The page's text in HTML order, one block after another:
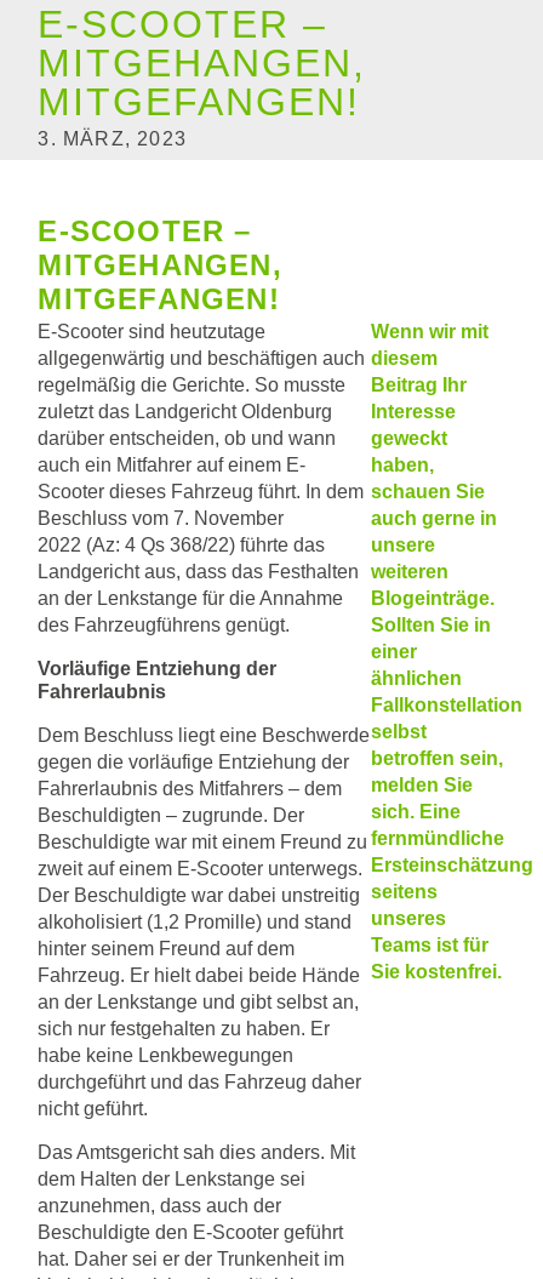
E-SCOOTER –
MITGEHANGEN,
MITGEFANGEN!
3. MÄRZ, 2023
E-SCOOTER –
MITGEHANGEN,
MITGEFANGEN!
E-Scooter sind heutzutage
allgegenwärtig und beschäftigen auch
regelmäßig die Gerichte. So musste
zuletzt das Landgericht Oldenburg
darüber entscheiden, ob und wann
auch ein Mitfahrer auf einem E-
Scooter dieses Fahrzeug führt. In dem
Beschluss vom 7. November
2022 (Az: 4 Qs 368/22) führte das
Landgericht aus, dass das Festhalten
an der Lenkstange für die Annahme
des Fahrzeugführens genügt.
Vorläufige Entziehung der
Fahrerlaubnis
Dem Beschluss liegt eine Beschwerde
gegen die vorläufige Entziehung der
Fahrerlaubnis des Mitfahrers – dem
Beschuldigten – zugrunde. Der
Beschuldigte war mit einem Freund zu
zweit auf einem E-Scooter unterwegs.
Der Beschuldigte war dabei unstreitig
alkoholisiert (1,2 Promille) und stand
hinter seinem Freund auf dem
Fahrzeug. Er hielt dabei beide Hände
an der Lenkstange und gibt selbst an,
sich nur festgehalten zu haben. Er
habe keine Lenkbewegungen
durchgeführt und das Fahrzeug daher
nicht geführt.
Das Amtsgericht sah dies anders. Mit
dem Halten der Lenkstange sei
anzunehmen, dass auch der
Beschuldigte den E-Scooter geführt
hat. Daher sei er der Trunkenheit im
Wenn wir mit
diesem
Beitrag Ihr
Interesse
geweckt
haben,
schauen Sie
auch gerne in
unsere
weiteren
Blogeinträge.
Sollten Sie in
einer
ähnlichen
Fallkonstellation
selbst
betroffen sein,
melden Sie
sich. Eine
fernmündliche
Ersteinschätzung
seitens
unseres
Teams ist für
Sie kostenfrei.